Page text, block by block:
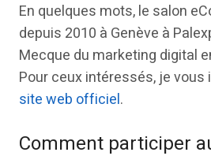
En quelques mots, le salon
depuis 2010 à Genève à
Mecque du marketing digital
Pour ceux intéressés, je vous
site web officiel.
Comment participer